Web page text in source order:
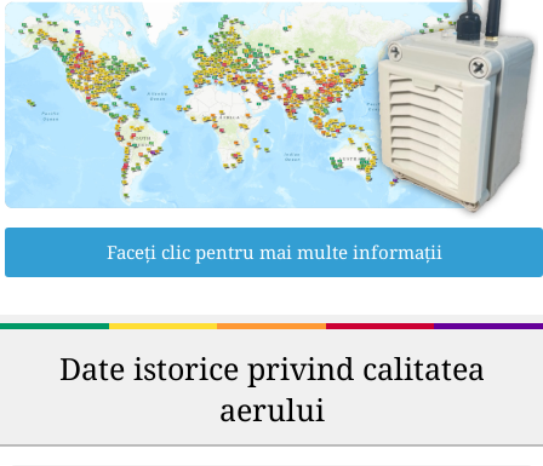
Faceți clic pentru mai multe informații
Date istorice privind calitatea
aerului